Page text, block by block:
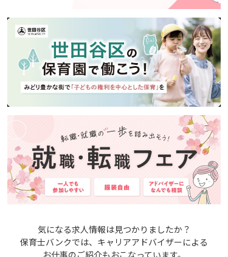
気になる求人情報は見つかりましたか？
保育士バンクでは、キャリアアドバイザーによる
お仕事のご紹介もおこなっています。